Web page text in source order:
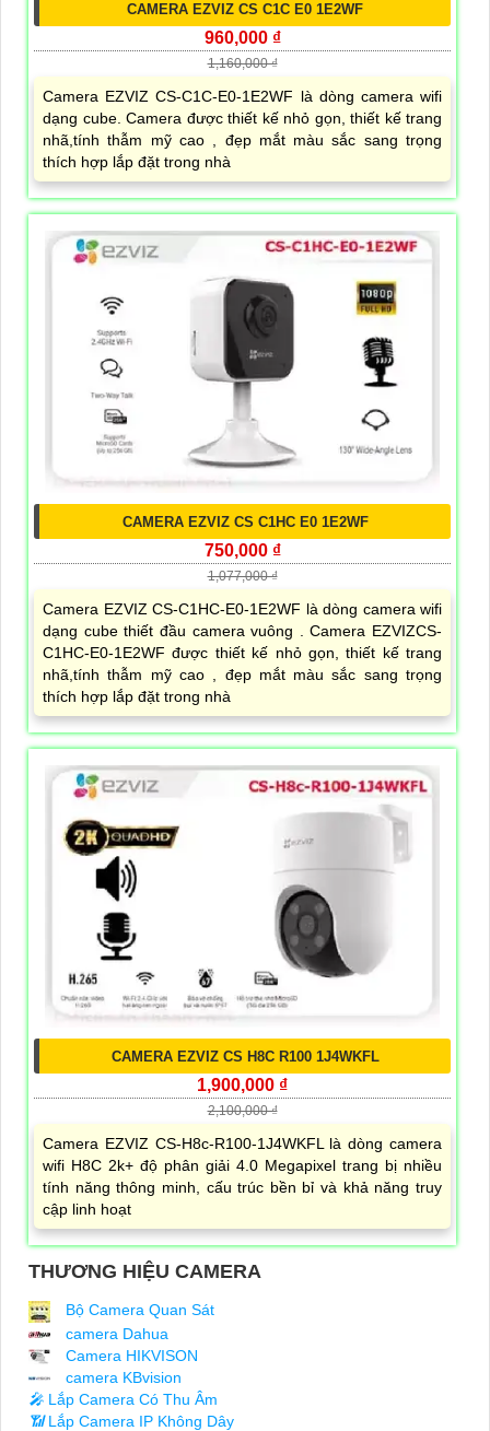
CAMERA EZVIZ CS C1C E0 1E2WF
960,000 ₫
1,160,000 ₫
Camera EZVIZ CS-C1C-E0-1E2WF là dòng camera wifi
dạng cube. Camera được thiết kế nhỏ gọn, thiết kế trang
nhã,tính thẫm mỹ cao , đẹp mắt màu sắc sang trọng
thích hợp lắp đặt trong nhà
CAMERA EZVIZ CS C1HC E0 1E2WF
750,000 ₫
1,077,000 ₫
Camera EZVIZ CS-C1HC-E0-1E2WF là dòng camera wifi
dạng cube thiết đầu camera vuông . Camera EZVIZCS-
C1HC-E0-1E2WF được thiết kế nhỏ gọn, thiết kế trang
nhã,tính thẫm mỹ cao , đẹp mắt màu sắc sang trọng
thích hợp lắp đặt trong nhà
CAMERA EZVIZ CS H8C R100 1J4WKFL
1,900,000 ₫
2,100,000 ₫
Camera EZVIZ CS-H8c-R100-1J4WKFL là dòng camera
wifi H8C 2k+ độ phân giải 4.0 Megapixel trang bị nhiều
tính năng thông minh, cấu trúc bền bỉ và khả năng truy
cập linh hoạt
THƯƠNG HIỆU CAMERA
Bộ Camera Quan Sát
camera Dahua
Camera HIKVISON
camera KBvision
️🎤️ Lắp Camera Có Thu Âm
📶Lắp Camera IP Không Dây